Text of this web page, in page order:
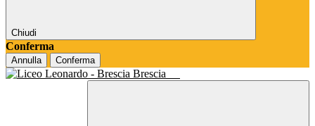
Chiudi
Conferma
Annulla Conferma
Brescia